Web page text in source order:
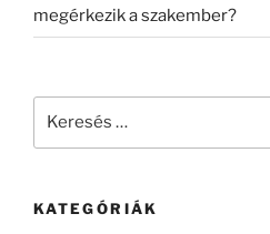
megérkezik a szakember?
KATEGÓRIÁK